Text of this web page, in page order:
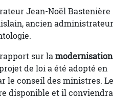
Jean-Noël Bastenière
ancien administrateur
sur lamodernisation
de loi a été adopté en
le conseil des ministres. Le
disponible et il conviendra